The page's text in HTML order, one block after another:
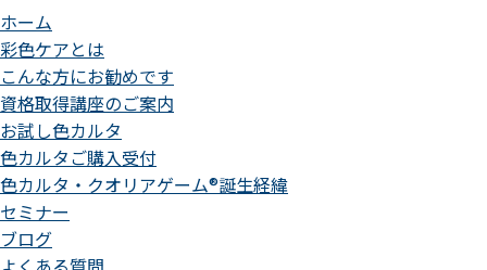
ホーム
彩色ケアとは
こんな方にお勧めです
資格取得講座のご案内
お試し色カルタ
色カルタご購入受付
色カルタ・クオリアゲーム®誕生経緯
セミナー
ブログ